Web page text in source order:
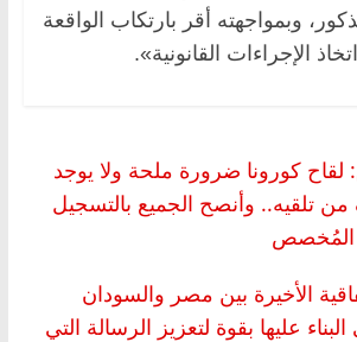
وبمواجهته أقر بارتكاب الواقعة
الإجراءات القانونية».
كورونا ضرورة ملحة ولا يوجد
تلقيه.. وأنصح الجميع بالتسجيل
المُخصص
الأخيرة بين مصر والسودان
عليها بقوة لتعزيز الرسالة التي